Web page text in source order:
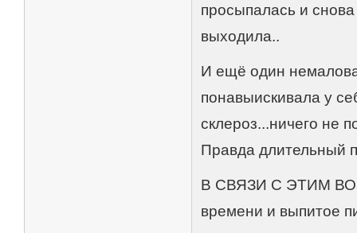
просыпалась и
выходила..
И ещё один
понавыискивала у
склероз...ничего не
Правда длительный
В СВЯЗИ С ЭТИМ
времени и выпитое